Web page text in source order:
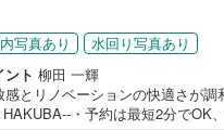
写真あり
水回り写真あり
ント 柳田 一輝
感とリノベーションの快適さが
・予約は最短2分でOK
) 比企
) 比企
駅 （1